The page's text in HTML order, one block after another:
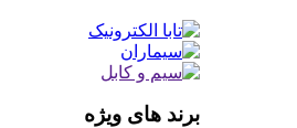
برند های ویژه